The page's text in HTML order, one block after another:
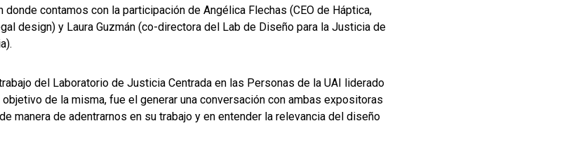
contamos con la participación de Angélica Flechas (CEO de Háptica,
design) y Laura Guzmán (co-directora del Lab de Diseño para la Justicia de
del Laboratorio de Justicia Centrada en las Personas de la UAI liderado
de la misma, fue el generar una conversación con ambas expositoras
manera de adentrarnos en su trabajo y en entender la relevancia del diseño